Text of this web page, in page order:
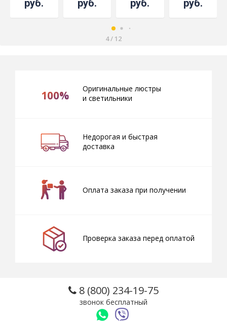
руб.
руб.
руб.
руб.
4/ 12
100%
Оригинальные люстры
и светильники
Недорогая и быстрая
доставка
Оплата заказа при получении
Проверка заказа перед оплатой
8 (800) 234-19-75
звонок бесплатный